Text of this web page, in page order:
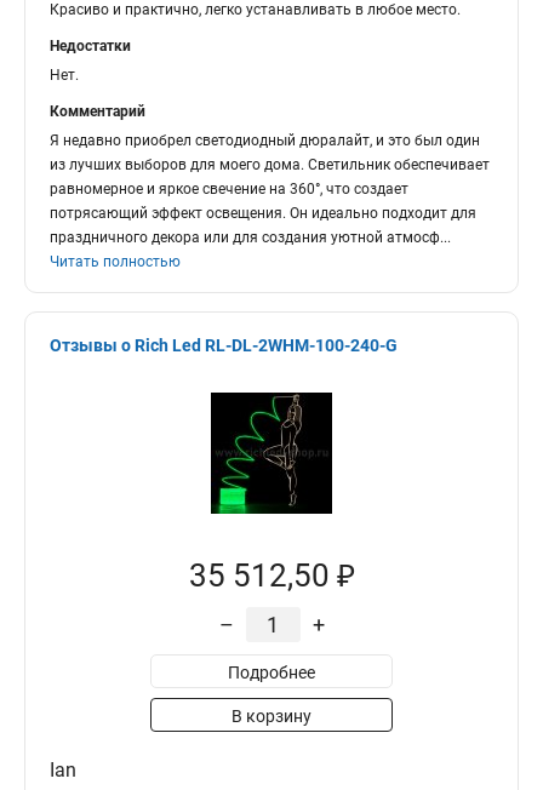
Красиво и практично, легко устанавливать в любое место.
Недостатки
Нет.
Комментарий
Я недавно приобрел светодиодный дюралайт, и это был один
из лучших выборов для моего дома. Светильник обеспечивает
равномерное и яркое свечение на 360°, что создает
потрясающий эффект освещения. Он идеально подходит для
праздничного декора или для создания уютной атмосф...
Читать полностью
Отзывы о Rich Led RL-DL-2WHM-100-240-G
35 512,50 ₽
– +
Подробнее
В корзину
Ian